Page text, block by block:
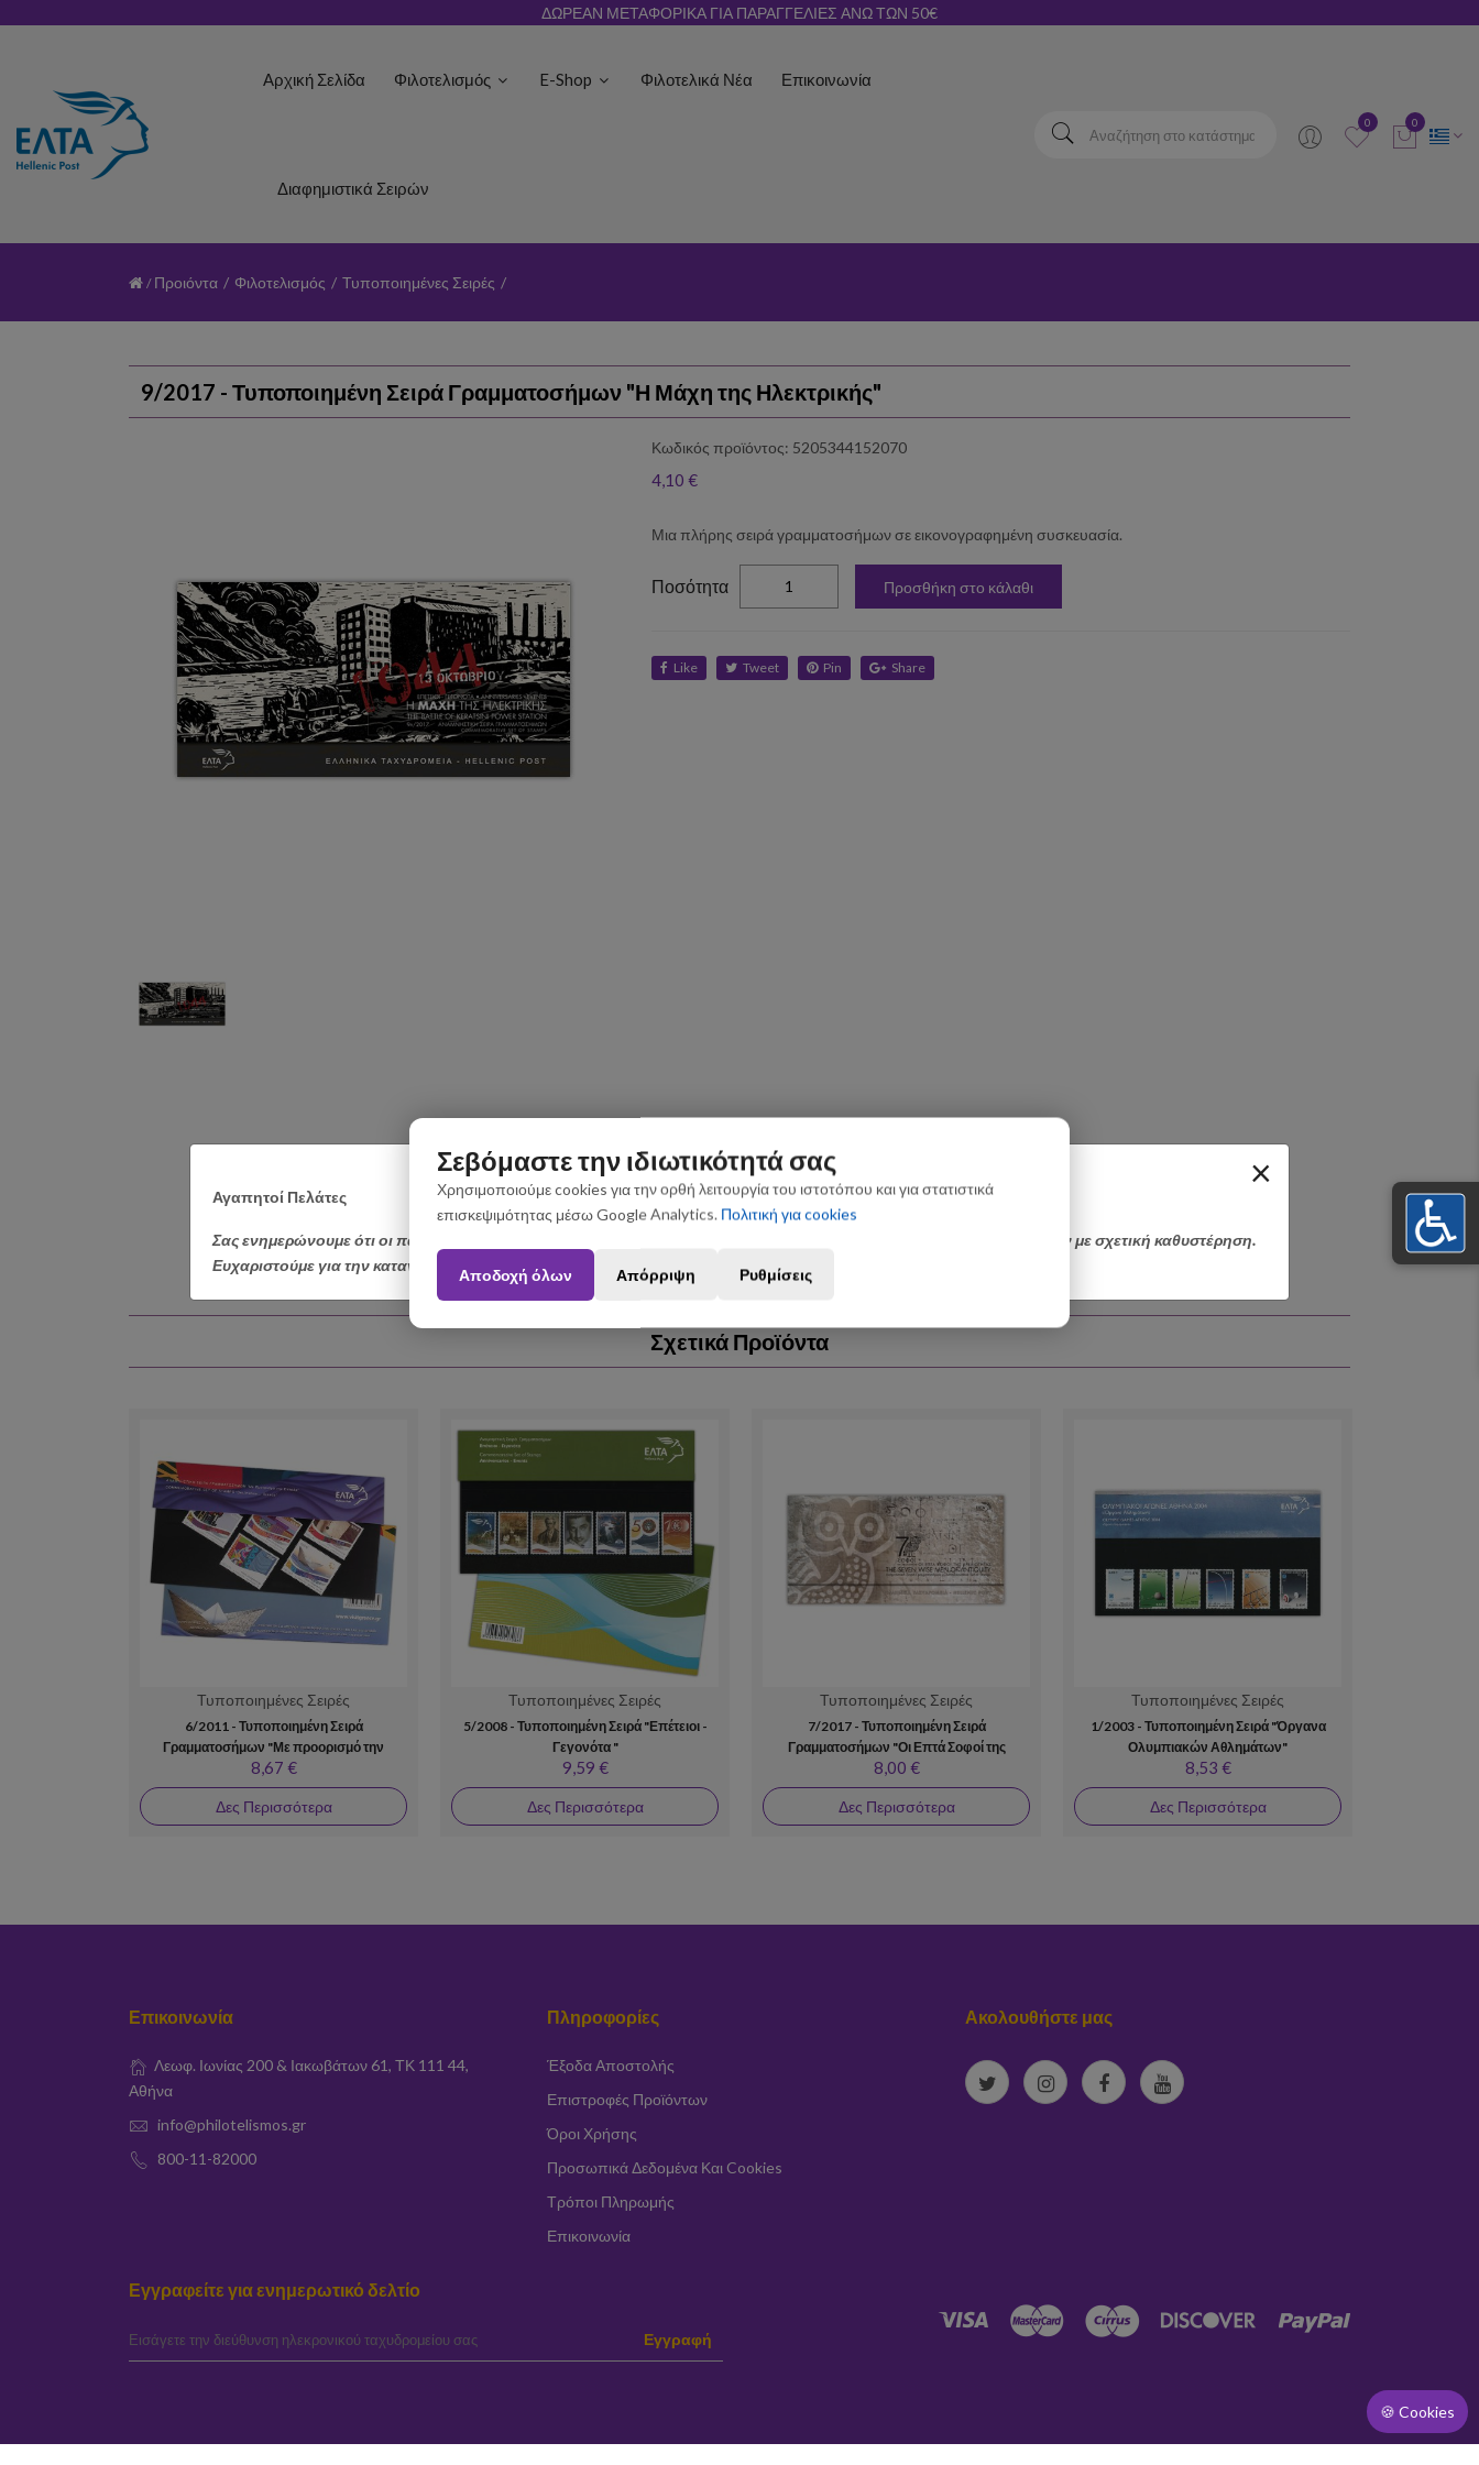
ΔΩΡΕΑΝ ΜΕΤΑΦΟΡΙΚΑ ΓΙΑ ΠΑΡΑΓΓΕΛΙΕΣ ΑΝΩ ΤΩΝ 50€
Αρχική Σελίδα Φιλοτελισμός E-Shop Φιλοτελικά Νέα Επικοινωνία
Διαφημιστικά Σειρών
elta 0 0
Προιόντα / Φιλοτελισμός / Τυποποιημένες Σειρές /
×
Αγαπητοί Πελάτες
Σας ενημερώνουμε ότι οι παραγγελίες που θα πραγματοποιηθούν από 3 έως 31 Αυγούστου ενδέχεται να αποσταλούν με σχετική καθυστέρηση.
Ευχαριστούμε για την κατανόηση.
9/2017 - Τυποποιημένη Σειρά Γραμματοσήμων "Η Μάχη της Ηλεκτρικής"
Κωδικός προϊόντος: 5205344152070
4,10 €
Μια πλήρης σειρά γραμματοσήμων σε εικονογραφημένη συσκευασία.
Ποσότητα Προσθήκη στο κάλαθι
Like Tweet Pin Share
Σχετικά Προϊόντα
Τυποποιημένες Σειρές
6/2011 - Τυποποιημένη Σειρά
Γραμματοσήμων "Με προορισμό την
Ελλάδα"
8,67 €
Δες Περισσότερα
Τυποποιημένες Σειρές
5/2008 - Τυποποιημένη Σειρά "Επέτειοι -
Γεγονότα "
9,59 €
Δες Περισσότερα
Τυποποιημένες Σειρές
7/2017 - Τυποποιημένη Σειρά
Γραμματοσήμων "Οι Επτά Σοφοί της
Αρχαιότητας"
8,00 €
Δες Περισσότερα
Τυποποιημένες Σειρές
1/2003 - Τυποποιημένη Σειρά "Όργανα
Ολυμπιακών Αθλημάτων"
8,53 €
Δες Περισσότερα
Επικοινωνία
Λεωφ. Ιωνίας 200 & Ιακωβάτων 61, ΤΚ 111 44,
Αθήνα
info@philotelismos.gr
800-11-82000
Πληροφορίες
Έξοδα Αποστολής
Επιστροφές Προϊόντων
Όροι Χρήσης
Προσωπικά Δεδομένα Και Cookies
Τρόποι Πληρωμής
Επικοινωνία
Ακολουθήστε μας
Εγγραφείτε για ενημερωτικό δελτίο
elta Εγγραφή
Σεβόμαστε την ιδιωτικότητά σας
Χρησιμοποιούμε cookies για την ορθή λειτουργία του ιστοτόπου και για στατιστικά
επισκεψιμότητας μέσω Google Analytics. Πολιτική για cookies
Αποδοχή όλων Απόρριψη Ρυθμίσεις
🍪 Cookies